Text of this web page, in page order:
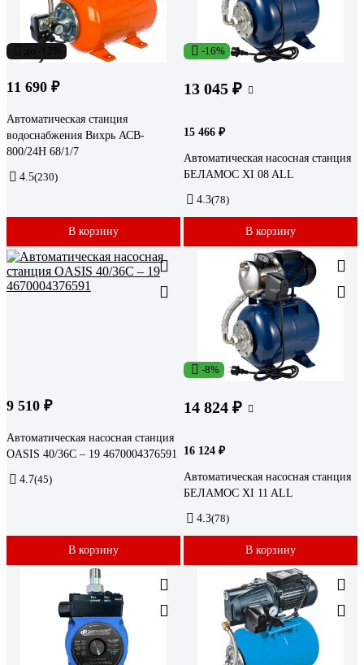
11 690 ₽
Автоматическая станция
водоснабжения Вихрь АСВ-
800/24Н 68/1/7
4.5(230)
В корзину
-16%
13 045 ₽
15 466 ₽
Автоматическая насосная станция
БЕЛАМОС XI 08 ALL
4.3(78)
В корзину
9 510 ₽
Автоматическая насосная станция
OASIS 40/36C – 19 4670004376591
4.7(45)
В корзину
-8%
14 824 ₽
16 124 ₽
Автоматическая насосная станция
БЕЛАМОС XI 11 ALL
4.3(78)
В корзину